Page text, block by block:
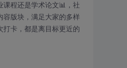
课程还是学术论文📊，社
容版块，满足大家的多样
打卡，都是离目标更近的